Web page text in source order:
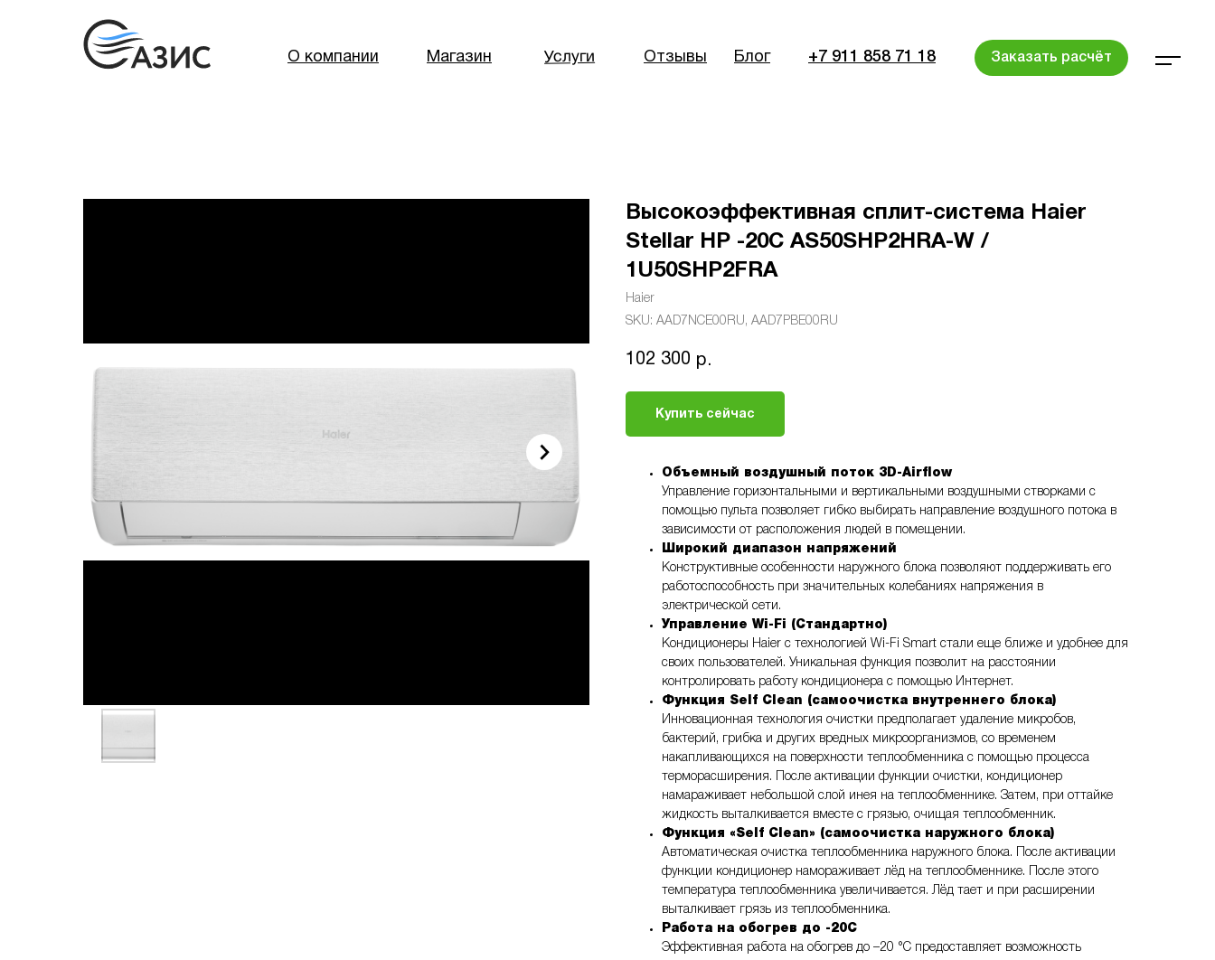
Услуги
О компании +7 911 858 71 18 Заказать расчёт
Отзывы
Магазин Блог
Высокоэффективная сплит-система Haier
Stellar HP -20С AS50SHP2HRA-W /
1U50SHP2FRA
Haier
SKU: AAD7NCE00RU, AAD7PBE00RU
102 300 р.
Купить сейчас
Объемный воздушный поток 3D-Airflow
Управление горизонтальными и вертикальными воздушными створками с
помощью пульта позволяет гибко выбирать направление воздушного потока в
зависимости от расположения людей в помещении.
Широкий диапазон напряжений
Конструктивные особенности наружного блока позволяют поддерживать его
работоспособность при значительных колебаниях напряжения в
электрической сети.
Управление Wi-Fi (Стандартно)
Кондиционеры Haier с технологией Wi-Fi Smart стали еще ближе и удобнее для
своих пользователей. Уникальная функция позволит на расстоянии
контролировать работу кондиционера с помощью Интернет.
Функция Self Clean (самоочистка внутреннего блока)
Инновационная технология очистки предполагает удаление микробов,
бактерий, грибка и других вредных микроорганизмов, со временем
накапливающихся на поверхности теплообменника с помощью процесса
терморасширения. После активации функции очистки, кондиционер
намараживает небольшой слой инея на теплообменнике. Затем, при оттайке
жидкость выталкивается вместе с грязью, очищая теплообменник.
Функция «Self Clean» (самоочистка наружного блока)
Автоматическая очистка теплообменника наружного блока. После активации
функции кондиционер намораживает лёд на теплообменнике. После этого
температура теплообменника увеличивается. Лёд тает и при расширении
выталкивает грязь из теплообменника.
Работа на обогрев до -20С
Эффективная работа на обогрев до –20 °С предоставляет возможность